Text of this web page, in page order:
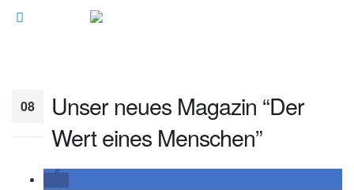
08
Unser neues Magazin “Der
Wert eines Menschen”